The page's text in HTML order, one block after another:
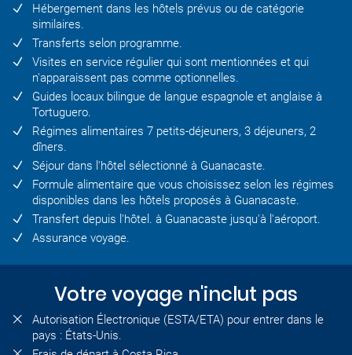
Hébergement dans les hôtels prévus ou de catégorie
similaires.
Transferts selon programme.
Visites en service régulier qui sont mentionnées et qui
n'apparaissent pas comme optionnelles.
Guides locaux bilingue de langue espagnole et anglaise à
Tortuguero.
Régimes alimentaires 7 petits-déjeuners, 3 déjeuners, 2
dîners.
Séjour dans l'hôtel sélectionné à Guanacaste.
Formule alimentaire que vous choisissez selon les régimes
disponibles dans les hôtels proposés à Guanacaste.
Transfert depuis l'hôtel. à Guanacaste jusqu'à l'aéroport.
Assurance voyage.
Votre voyage n'inclut pas
Autorisation Électronique (ESTA/ETA) pour entrer dans le
pays : États-Unis.